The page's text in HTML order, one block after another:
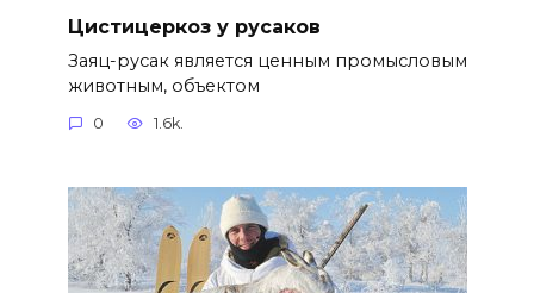
Цистицеркоз у русаков
Заяц-русак является ценным промысловым
животным, объектом
0 1.6k.